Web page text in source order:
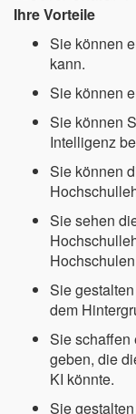
Ihre Vorteile
Sie können
kann.
Sie können
Sie können
Intelligenz
Sie können
Sie sehen
Sie
dem
Sie schaffen
geben, die
KI könnte.
Sie